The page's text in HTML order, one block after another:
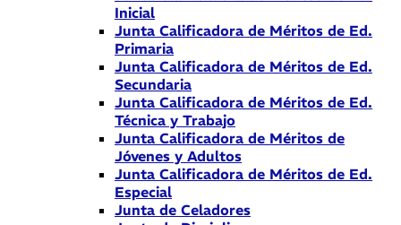
Inicial
Junta Calificadora de Méritos de Ed.
Primaria
Junta Calificadora de Méritos de Ed.
Secundaria
Junta Calificadora de Méritos de Ed.
Técnica y Trabajo
Junta Calificadora de Méritos de
Jóvenes y Adultos
Junta Calificadora de Méritos de Ed.
Especial
Junta de Celadores